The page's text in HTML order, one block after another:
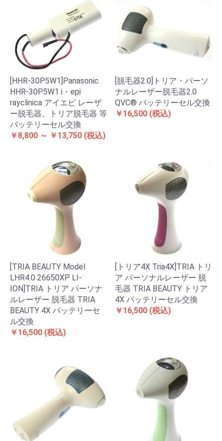
[HHR-30P5W1]Panasonic
HHR-30P5W1 i・epi
rayclinica アイエピ レーザ
ー脱毛器、トリア脱毛器 等
バッテリーセル交換
￥8,800 ～ ￥13,750 (税込)
[脱毛器2.0]トリア・パーソ
ナルレーザー脱毛器2.0
QVC® バッテリーセル交換
￥16,500 (税込)
[TRIA BEAUTY Model
LHR4.0 26650XP LI-
ION]TRIA トリア パーソナ
ルレーザー 脱毛器 TRIA
BEAUTY 4X バッテリーセ
ル交換
￥16,500 (税込)
[トリア4X Tria4X]TRIA トリ
ア パーソナルレーザー 脱
毛器 TRIA BEAUTY トリア
4X バッテリーセル交換
￥16,500 (税込)